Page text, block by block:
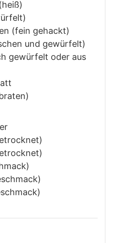
(fein gehackt)
und gewürfelt)
gewürfelt oder aus